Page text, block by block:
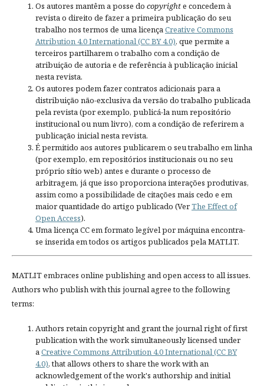
Os autores mantêm a posse do copyrighte concedem à
revista o direito de fazer a primeira publicação do seu
trabalho nos termos de uma licençaCreative Commons
Attribution 4.0 International (CC BY 4.0), que permite a
terceiros partilharem o trabalho com a condição de
atribuição de autoria e de referência à publicação inicial
nesta revista.
Os autores podem fazer contratos adicionais para a
distribuição não-exclusiva da versão do trabalho publicada
pela revista (por exemplo, publicá-la num repositório
institucional ou num livro), com a condição de referirem a
publicação inicial nesta revista.
É permitido aos autores publicarem o seu trabalho em linha
(por exemplo, em repositórios institucionais ou no seu
próprio sítio web) antes e durante o processo de
arbitragem, já que isso proporciona interações produtivas,
assim como a possibilidade de citações mais cedo e em
maior quantidade do artigo publicado (VerThe Effect of
Open Access).
Uma licença CC em formato legível por máquina encontra-
se inserida em todos os artigos publicados pela MATLIT.
MATLIT embraces online publishing and open access to all issues.
Authors who publish with this journal agree to the following
terms:
Authors retain copyright and grant the journal right of first
publication with the work simultaneously licensed under
aCreative Commons Attribution 4.0 International (CC BY
4.0), that allows others to share the work with an
acknowledgement of the work's authorship and initial